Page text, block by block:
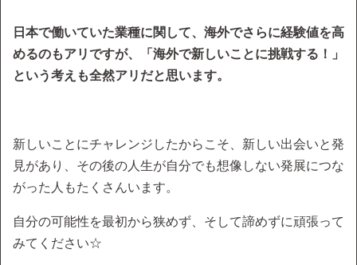
日本で働いていた業種に関して、海外でさらに経験値を高
めるのもアリですが、「海外で新しいことに挑戦する！」
という考えも全然アリだと思います。
新しいことにチャレンジしたからこそ、新しい出会いと発
見があり、その後の人生が自分でも想像しない発展につな
がった人もたくさんいます。
自分の可能性を最初から狭めず、そして諦めずに頑張って
みてください☆